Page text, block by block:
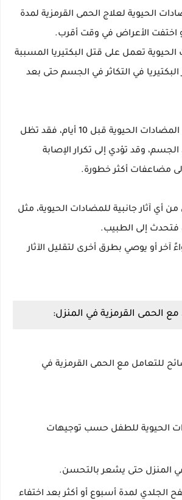
الحيوية لعلاج الحمى القرمزية لمدة
تعمل على قتل البكتيريا المسببة
في التكاثر في الجسم حتى بعد
إذا توقفت عن تناول المضادات الحيوية قبل 10 أيام، فقد تظل
الجسم، وقد تؤدي إلى تكرار الإصابة
إلى مضاعفات أكثر خطورة.
أي آثار جانبية للمضادات الحيوية، مثل
فتحدث إلى الطبيب.
أو يوصي بطرق أخرى لتقليل الآثار
الحمى القرمزية في المنزل:
للتعامل مع الحمى القرمزية في
الحيوية للطفل حسب توجيهات
المنزل حتى يشعر بالتحسن.
الجلدي لمدة أسبوع أو أكثر بعد اختفاء